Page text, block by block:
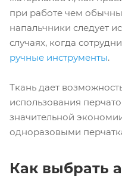
при работе чем
напальчники следует
случаях, когда
ручные инструменты.
Ткань дает
использования
значительной
одноразовыми
Как выбрать